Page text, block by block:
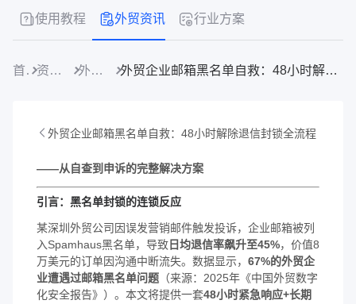
使用教程 外贸资讯 行业方案
首页 资源中心 外贸资讯 外贸企业邮箱黑名单自救：48小时解除退信封锁全流程
外贸企业邮箱黑名单自救：48小时解除退信封锁全流程
——从自查到申诉的完整解决方案
引言：黑名单封锁的连锁反应
某深圳外贸公司因误发营销邮件触发投诉，企业邮箱被列
入Spamhaus黑名单，导致 日均退信率飙升至45%，价值8
万美元的订单因沟通中断流失。数据显示， 67%的外贸企
业遭遇过邮箱黑名单问题 （来源：2025年《中国外贸数字
化安全报告》）。本文将提供一套48小时紧急响应+长期